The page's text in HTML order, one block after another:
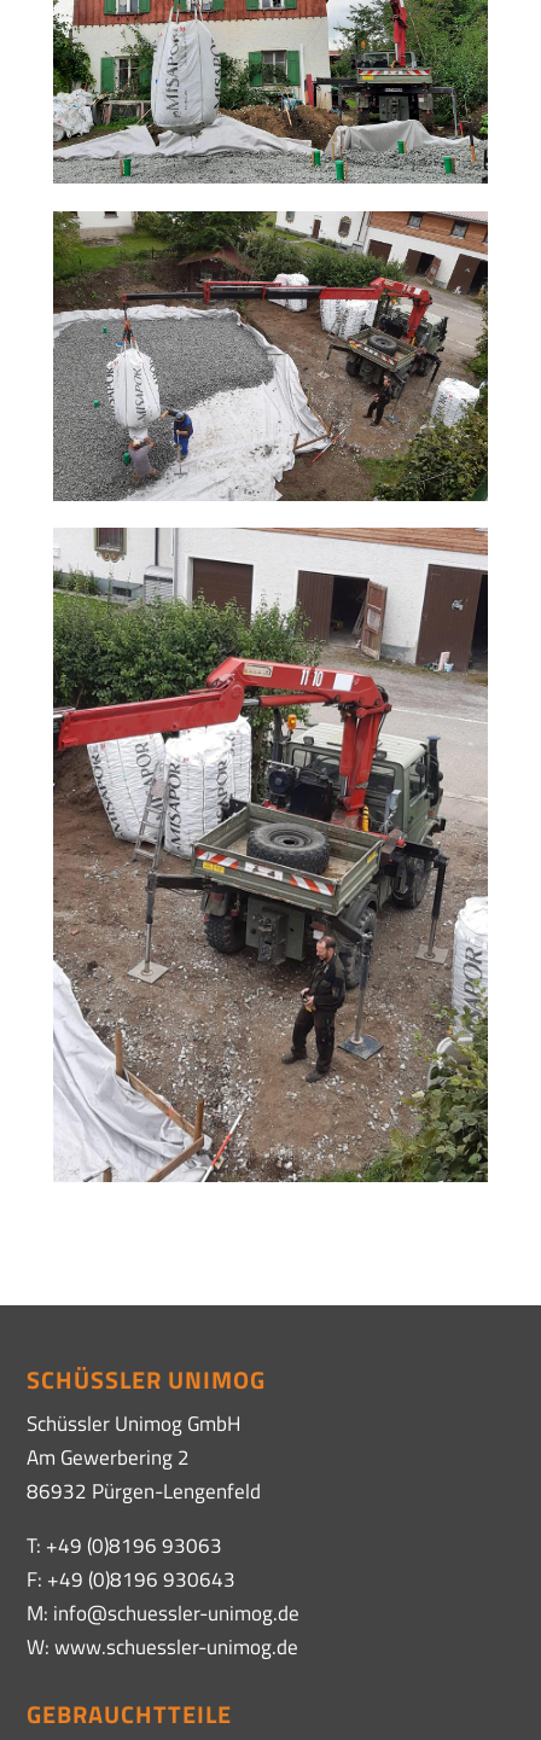
SCHÜSSLER UNIMOG
Schüssler Unimog GmbH
Am Gewerbering 2
86932 Pürgen-Lengenfeld
T: +49 (0)8196 93063
F: +49 (0)8196 930643
M: info@schuessler-unimog.de
W: www.schuessler-unimog.de
GEBRAUCHTTEILE